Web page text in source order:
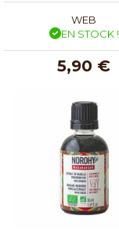
WEB
EN STOCK !
5,90 €